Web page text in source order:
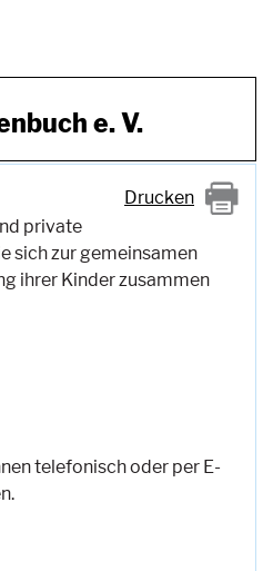
e. V.
Drucken
private
sich zur gemeinsamen
ihrer Kinder zusammen
telefonisch oder per E-